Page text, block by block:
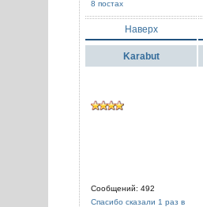
8 постах
Наверх
Karabut
Сообщений: 492
Спасибо сказали 1 раз в